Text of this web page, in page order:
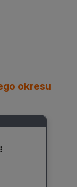
okresu